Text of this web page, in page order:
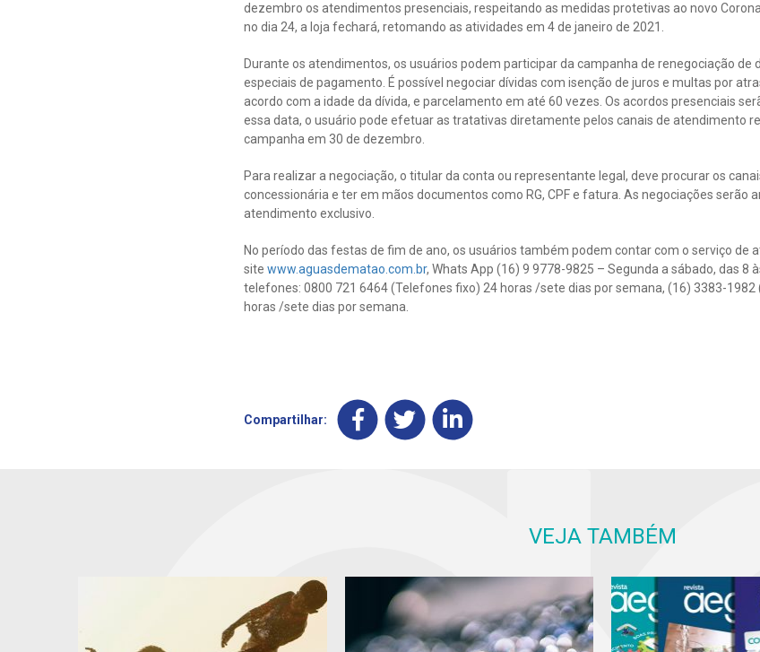
dezembro os atendimentos presenciais, respeitando as medidas protetivas ao novo
no dia 24, a loja fechará, retomando as atividades em 4 de janeiro de 2021.
Durante os atendimentos, os usuários podem participar da campanha de renegociação de
especiais de pagamento. É possível negociar dívidas com isenção de juros e multas por
acordo com a idade da dívida, e parcelamento em até 60 vezes. Os acordos presenciais
essa data, o usuário pode efetuar as tratativas diretamente pelos canais de atendimento
campanha em 30 de dezembro.
Para realizar a negociação, o titular da conta ou representante legal, deve procurar os
concessionária e ter em mãos documentos como RG, CPF e fatura. As negociações serão
atendimento exclusivo.
No período das festas de fim de ano, os usuários também podem contar com o serviço de
site www.aguasdematao.com.br, Whats App (16) 9 9778-9825 – Segunda a sábado, das 8
telefones: 0800 721 6464 (Telefones fixo) 24 horas /sete dias por semana, (16) 3383-
horas /sete dias por semana.
Compartilhar:
VEJA TAMBÉM